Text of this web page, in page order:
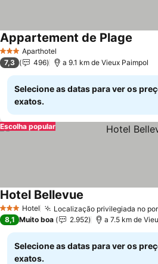
3 EstrelasAparthotel
Appartement de Plage
7,3 496 a 9.1 km de Vieux Paimpol
Selecione as datas para ver os
exatos.
Escolha popular
3 EstrelasHotel Localização privilegiada no
Hotel Bellevue
8,1 Muito boa 2.952 a 7.5 km de
Selecione as datas para ver os
exatos.